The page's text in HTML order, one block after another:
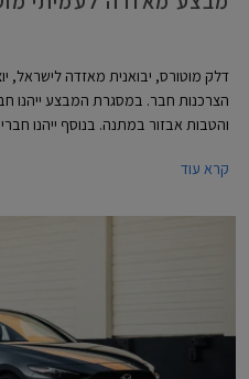
דלק מוטורס, יבואנית מאזדה לישראל,
הצרכנות חבר. במסגרת המבצע ייהנו
והטבות אבזור במתנה. בנוסף ייהנו
תוכנית המימון חבר ליס. המבצע
קרא עוד